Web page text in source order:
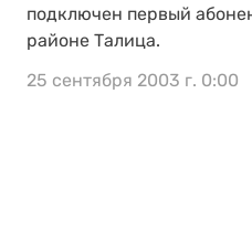
подключен первый
районе Талица.
25 сентября 2003 г. 0:00